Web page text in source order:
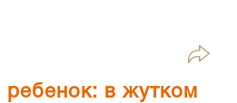
ребенок: в жутком